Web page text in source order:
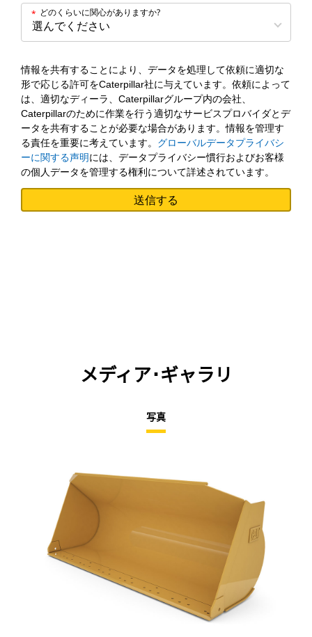
どのくらいに関心がありますか?
*
情報を共有することにより、データを処理して依頼に適切な
形で応じる許可をCaterpillar社に与えています。依頼によって
は、適切なディーラ、Caterpillarグループ内の会社、
Caterpillarのために作業を行う適切なサービスプロバイダとデ
ータを共有することが必要な場合があります。情報を管理す
る責任を重要に考えています。 グローバルデータプライバシ
ーに関する声明には、データプライバシー慣行およびお客様
の個人データを管理する権利について詳述されています。
メディア･ギャラリ
写真